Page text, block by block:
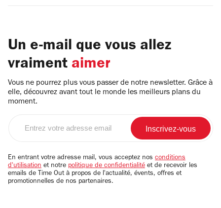
Un e-mail que vous allez
vraiment aimer
Vous ne pourrez plus vous passer de notre newsletter. Grâce à
elle, découvrez avant tout le monde les meilleurs plans du
moment.
email
En entrant votre adresse mail, vous acceptez nos conditions
d'utilisation et notre politique de confidentialité et de recevoir les
emails de Time Out à propos de l'actualité, évents, offres et
promotionnelles de nos partenaires.